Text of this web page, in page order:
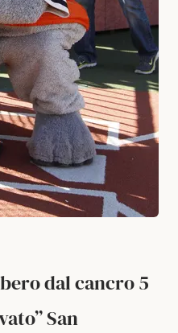
dal cancro 5
San